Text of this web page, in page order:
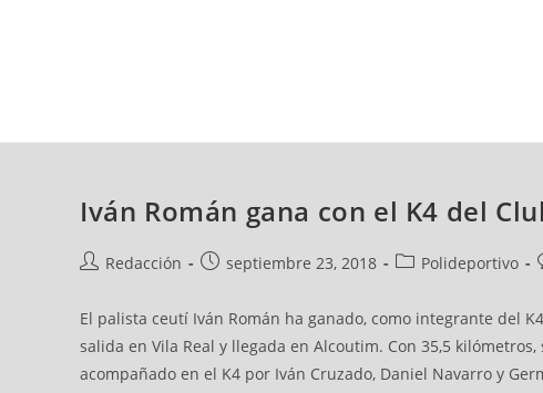
Iván Román gana con el K4 del
Redacción septiembre 23, 2018 Polideportivo
El palista ceutí Iván Román ha ganado, como integrante del
salida en Vila Real y llegada en Alcoutim. Con 35,5
acompañado en el K4 por Iván Cruzado, Daniel Navarro y